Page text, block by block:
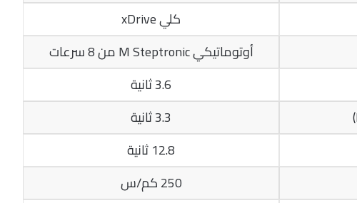
كلي xDrive
أوتوماتيكي M Steptronic من 8 سرعات
3.6 ثانية
3.3 ثانية
12.8 ثانية
250 كم/س